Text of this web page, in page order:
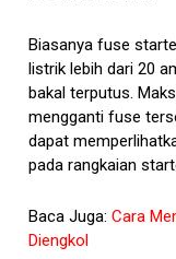
Biasanya fuse
listrik lebih dari 20
bakal terputus.
mengganti fuse
dapat
pada rangkaian
Baca Juga:Cara
Diengkol